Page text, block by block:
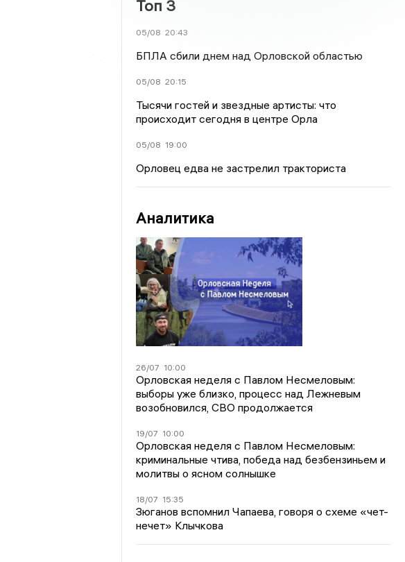
Топ 3
05/08 20:43
БПЛА сбили днем над Орловской областью
05/08 20:15
Тысячи гостей и звездные артисты: что
происходит сегодня в центре Орла
05/08 19:00
Орловец едва не застрелил тракториста
Аналитика
26/07 10:00
Орловская неделя с Павлом Несмеловым:
выборы уже близко, процесс над Лежневым
возобновился, СВО продолжается
19/07 10:00
Орловская неделя с Павлом Несмеловым:
криминальные чтива, победа над безбензиньем и
молитвы о ясном солнышке
18/07 15:35
Зюганов вспомнил Чапаева, говоря о схеме «чет-
нечет» Клычкова